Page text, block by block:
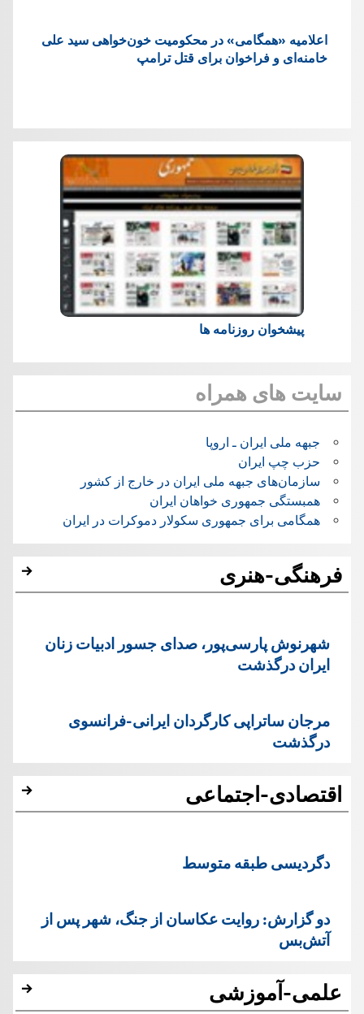
اعلامیه «همگامی» در محکومیت خون‌خواهی سید علی
خامنه‌ای و فراخوان برای قتل ترامپ
پیشخوان روزنامه ها
سایت های همراه
جبهه ملی ایران ـ اروپا
حزب چپ ایران
سازمان‌های جبهه ملی ایران در خارج از کشور
همبستگی جمهوری خواهان ایران
همگامی برای جمهوری سکولار دموکرات در ایران
فرهنگی-هنری
شهرنوش پارسی‌پور، صدای جسور ادبیات زنان
ایران درگذشت
مرجان ساتراپی کارگردان ایرانی-فرانسوی
درگذشت
اقتصادی-اجتماعی
دگردیسی طبقه متوسط
دو گزارش: روایت عکاسان از جنگ، شهر پس از
آتش‌بس
علمی-آموزشی